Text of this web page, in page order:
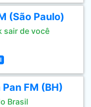
(São Paulo)
sair de você
FM (BH)
Brasil